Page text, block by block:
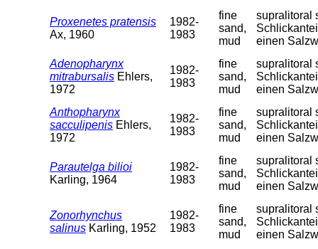
Proxenetes pratensis
Ax, 1960
1982-
1983
fine
sand,
mud
supralitoral
einen
Adenopharynx
mitrabursalis Ehlers,
1972
1982-
1983
fine
sand,
mud
supralitoral
einen
Anthopharynx
sacculipenis Ehlers,
1972
1982-
1983
fine
sand,
mud
supralitoral
einen
Parautelga bilioi
Karling, 1964
1982-
1983
fine
sand,
mud
supralitoral
einen
Zonorhynchus
salinus Karling, 1952
1982-
1983
fine
sand,
mud
supralitoral
einen